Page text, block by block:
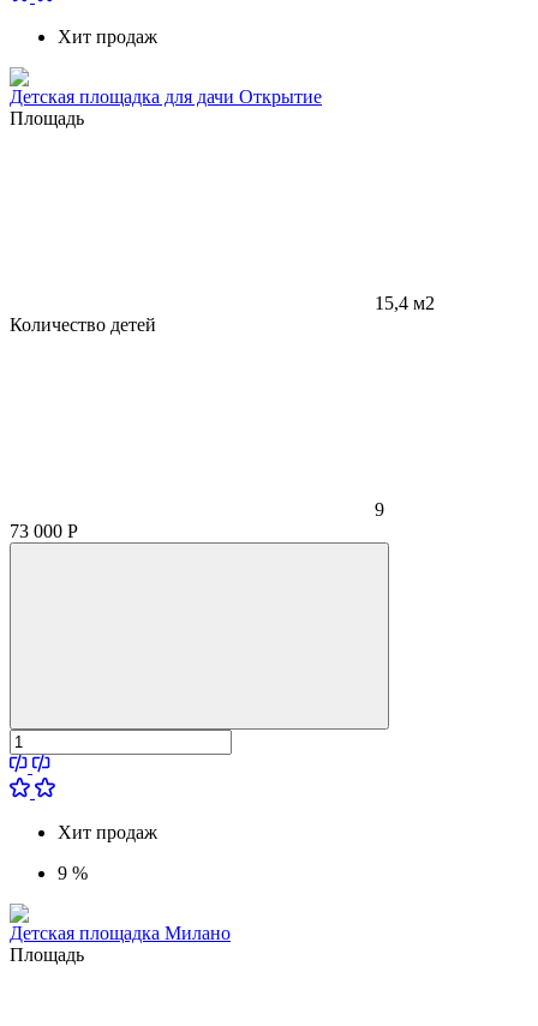
Хит продаж
Детская площадка для дачи Открытие
Площадь
15,4 м2
Количество детей
9
73 000 Р
Хит продаж
9 %
Детская площадка Милано
Площадь